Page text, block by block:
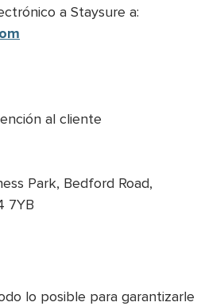
a Staysure a:
al cliente
Park, Bedford Road,
7YB
lo posible para garantizarle